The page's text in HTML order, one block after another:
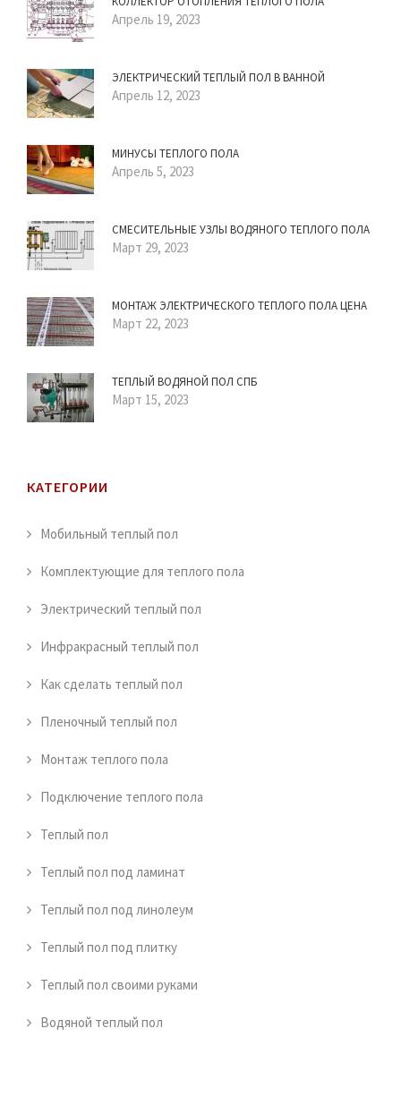
Апрель 19, 2023
ЭЛЕКТРИЧЕСКИЙ ТЕПЛЫЙ ПОЛ В ВАННОЙ
Апрель 12, 2023
МИНУСЫ ТЕПЛОГО ПОЛА
Апрель 5, 2023
СМЕСИТЕЛЬНЫЕ УЗЛЫ ВОДЯНОГО ТЕПЛОГО ПОЛА
Март 29, 2023
МОНТАЖ ЭЛЕКТРИЧЕСКОГО ТЕПЛОГО ПОЛА ЦЕНА
Март 22, 2023
ТЕПЛЫЙ ВОДЯНОЙ ПОЛ СПБ
Март 15, 2023
КАТЕГОРИИ
Мобильный теплый пол
Комплектующие для теплого пола
Электрический теплый пол
Инфракрасный теплый пол
Как сделать теплый пол
Пленочный теплый пол
Монтаж теплого пола
Подключение теплого пола
Теплый пол
Теплый пол под ламинат
Теплый пол под линолеум
Теплый пол под плитку
Теплый пол своими руками
Водяной теплый пол